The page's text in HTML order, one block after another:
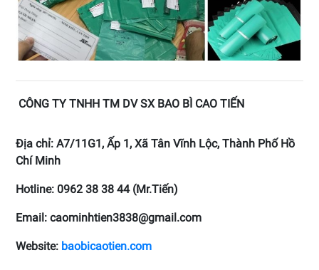
CÔNG TY TNHH TM DV SX BAO BÌ CAO TIẾN
Địa chỉ: A7/11G1, Ấp 1, Xã Tân Vĩnh Lộc, Thành Phố Hồ
Chí Minh
Hotline: 0962 38 38 44 (Mr.Tiến)
Email: caominhtien3838@gmail.com
Website: baobicaotien.com